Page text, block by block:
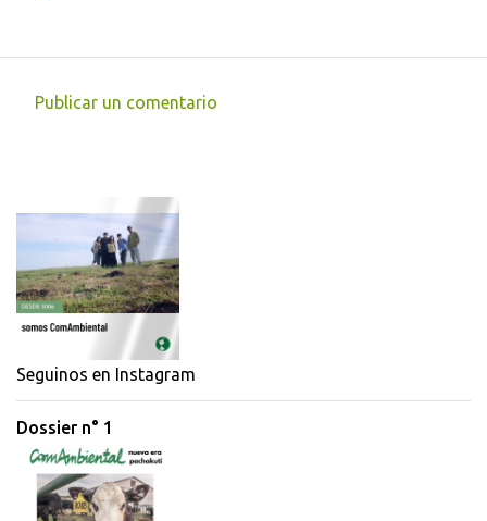
e
t
a
i
o
s
Publicar un comentario
Seguinos en Instagram
Dossier n° 1